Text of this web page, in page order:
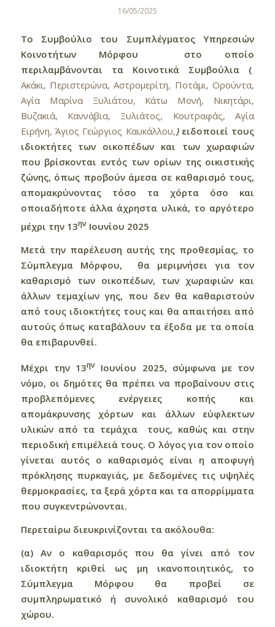
16/05/2025
Το Συμβούλιο του Συμπλέγματος Υπηρεσιών
Κοινοτήτων Μόρφου στο οποίο
περιλαμβάνονται τα Κοινοτικά Συμβούλια (
Ακάκι, Περιστερώνα, Αστρομερίτη, Ποτάμι, Ορούντα,
Αγία Μαρίνα Ξυλιάτου, Κάτω Μονή, Νικητάρι,
Βυζακιά, Καννάβια, Ξυλιάτος, Κουτραφάς, Αγία
Ειρήνη, Άγιος Γεώργιος Καυκάλλου,)ειδοποιεί τους
ιδιοκτήτες των οικοπέδων και των χωραφιών
που βρίσκονται εντός των ορίων της οικιστικής
ζώνης, όπως προβούν άμεσα σε καθαρισμό τους,
απομακρύνοντας τόσο τα χόρτα όσο και
οποιαδήποτε άλλα άχρηστα υλικά, το αργότερο
μέχρι την 13ην Ιουνίου 2025
Μετά την παρέλευση αυτής της προθεσμίας, το
Σύμπλεγμα Μόρφου, θα μεριμνήσει για τον
καθαρισμό των οικοπέδων, των χωραφιών και
άλλων τεμαχίων γης, που δεν θα καθαριστούν
από τους ιδιοκτήτες τους και θα απαιτήσει από
αυτούς όπως καταβάλουν τα έξοδα με τα οποία
θα επιβαρυνθεί.
Μέχρι την 13ην
Ιουνίου 2025, σύμφωνα με τον
νόμο, οι δημότες θα πρέπει να προβαίνουν στις
προβλεπόμενες ενέργειες κοπής και
απομάκρυνσης χόρτων και άλλων εύφλεκτων
υλικών από τα τεμάχια τους, καθώς και στην
περιοδική επιμέλειά τους. Ο λόγος για τον οποίο
γίνεται αυτός ο καθαρισμός είναι η αποφυγή
πρόκλησης πυρκαγιάς, με δεδομένες τις υψηλές
θερμοκρασίες, τα ξερά χόρτα και τα απορρίμματα
που συγκεντρώνονται.
Περεταίρω διευκρινίζονται τα ακόλουθα:
(α) Αν ο καθαρισμός που θα γίνει από τον
ιδιοκτήτη κριθεί ως μη ικανοποιητικός, το
Σύμπλεγμα Μόρφου θα προβεί σε
συμπληρωματικό ή συνολικό καθαρισμό του
χώρου.